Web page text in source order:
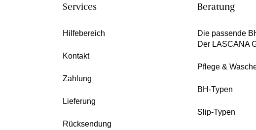
Services
Hilfebereich
Kontakt
Zahlung
Lieferung
Rücksendung
Beratung
Die passende
Der LASCANA
Pflege &
BH-Typen
Slip-Typen